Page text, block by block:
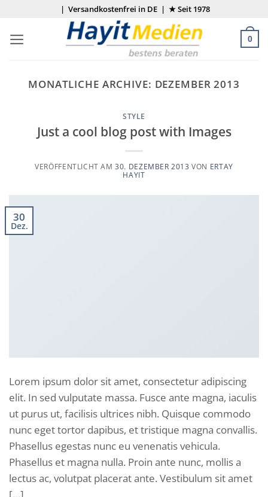
springen
| Versandkostenfrei in DE | ★ Seit 1978
0
MONATLICHE ARCHIVE: DEZEMBER 2013
STYLE
Just a cool blog post with Images
VERÖFFENTLICHT AM30. DEZEMBER 2013 VON ERTAY
HAYIT
30
Dez.
Lorem ipsum dolor sit amet, consectetur adipiscing
elit. In sed vulputate massa. Fusce ante magna, iaculis
ut purus ut, facilisis ultrices nibh. Quisque commodo
nunc eget tortor dapibus, et tristique magna convallis.
Phasellus egestas nunc eu venenatis vehicula.
Phasellus et magna nulla. Proin ante nunc, mollis a
lectus ac, volutpat placerat ante. Vestibulum sit amet
[…]